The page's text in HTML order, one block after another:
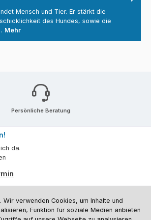
Mensch und Tier. Er stärkt die
des Hundes, sowie die
Mehr
Persönliche Beratung
da.
.
Wir verwenden Cookies, um Inhalte und
Funktion für soziale Medien anbieten